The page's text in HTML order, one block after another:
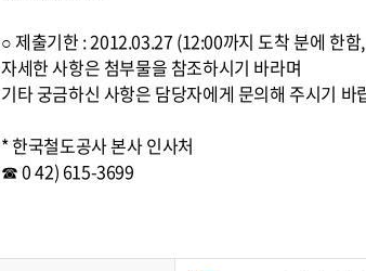
○ 제출기한 : 2012.03.27 (12:00까지 도착 분에 한함
자세한 사항은 첨부물을 참조하시기 바라며
기타 궁금하신 사항은 담당자에게 문의해 주시기 바
* 한국철도공사 본사 인사처
☎ 0 42) 615-3699